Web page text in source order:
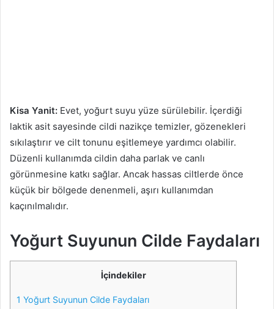
Kisa Yanit: Evet, yoğurt suyu yüze sürülebilir. İçerdiği
laktik asit sayesinde cildi nazikçe temizler, gözenekleri
sıkılaştırır ve cilt tonunu eşitlemeye yardımcı olabilir.
Düzenli kullanımda cildin daha parlak ve canlı
görünmesine katkı sağlar. Ancak hassas ciltlerde önce
küçük bir bölgede denenmeli, aşırı kullanımdan
kaçınılmalıdır.
Yoğurt Suyunun Cilde Faydaları
İçindekiler
1 Yoğurt Suyunun Cilde Faydaları